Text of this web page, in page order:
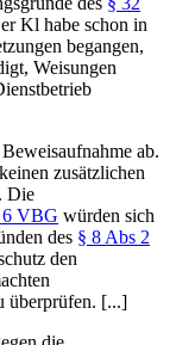
Kl habe schon in
begangen,
Weisungen
ab.
zusätzlichen
Die
6 VBG würden sich
des § 8 Abs 2
den
überprüfen. [...]